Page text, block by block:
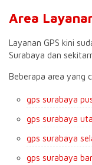
Area
Layanan GPS kini
Surabaya dan
Beberapa area yang
gps surabaya
gps surabaya
gps surabaya
gps surabaya